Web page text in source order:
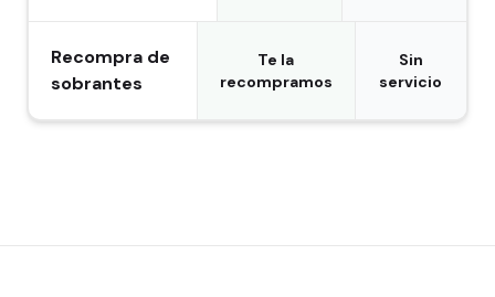
Recompra de
sobrantes
Te la
recompramos
Sin
servicio